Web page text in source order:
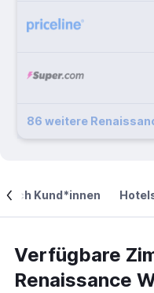
Kund*innen
Verfügbare
Renaissance